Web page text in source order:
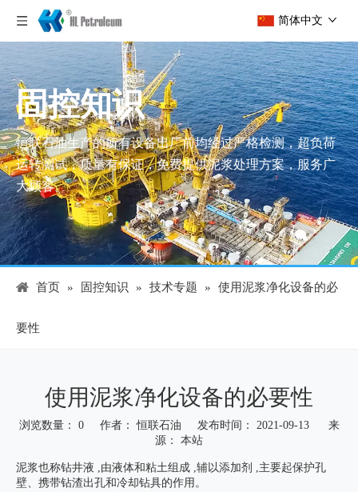
简体中文
固控知识
恒联石油生产的所有设备出厂前均经过严格检测，超负荷
运转测试，质量有保证，免费提供泥浆处理方案，服务广
大顾客。
首页 » 固控知识 » 技术专题 » 使用泥浆净化设备的必
要性
使用泥浆净化设备的必要性
浏览数量： 0作者： 恒联石油 发布时间： 2021-09-13 来
源： 本站
["wechat","weibo","qzone","douban","email"]
泥浆也称钻井液 ,由液体和粘土组成 ,辅以添加剂 ,主要起保护孔
壁、携带钻渣出孔和冷却钻具的作用。